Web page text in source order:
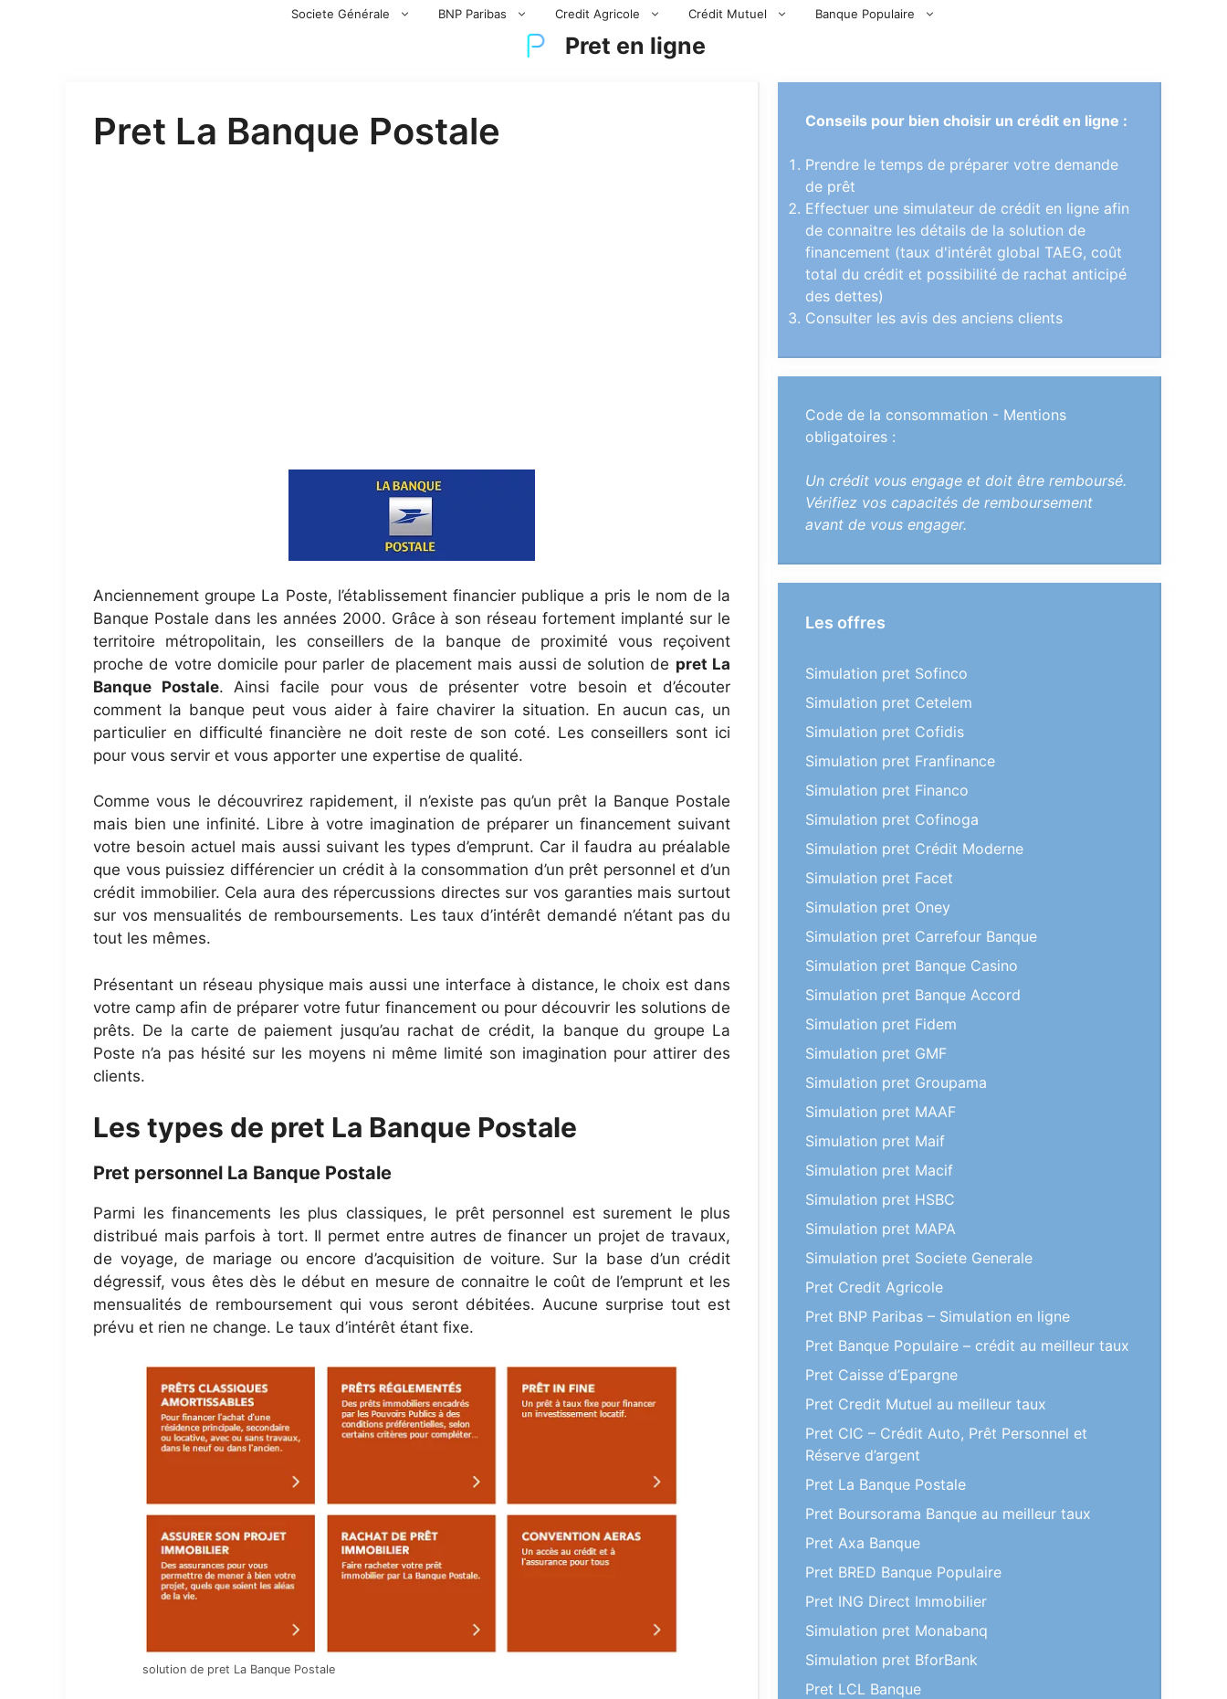
Societe Générale BNP Paribas Credit Agricole Crédit Mutuel Banque Populaire
Pret en ligne
Pret La Banque Postale
Anciennement groupe La Poste, l’établissement financier publique a pris le nom de la
Banque Postale dans les années 2000. Grâce à son réseau fortement implanté sur le
territoire métropolitain, les conseillers de la banque de proximité vous reçoivent
proche de votre domicile pour parler de placement mais aussi de solution de pret La
Banque Postale. Ainsi facile pour vous de présenter votre besoin et d’écouter
comment la banque peut vous aider à faire chavirer la situation. En aucun cas, un
particulier en difficulté financière ne doit reste de son coté. Les conseillers sont ici
pour vous servir et vous apporter une expertise de qualité.
Comme vous le découvrirez rapidement, il n’existe pas qu’un prêt la Banque Postale
mais bien une infinité. Libre à votre imagination de préparer un financement suivant
votre besoin actuel mais aussi suivant les types d’emprunt. Car il faudra au préalable
que vous puissiez différencier un crédit à la consommation d’un prêt personnel et d’un
crédit immobilier. Cela aura des répercussions directes sur vos garanties mais surtout
sur vos mensualités de remboursements. Les taux d’intérêt demandé n’étant pas du
tout les mêmes.
Présentant un réseau physique mais aussi une interface à distance, le choix est dans
votre camp afin de préparer votre futur financement ou pour découvrir les solutions de
prêts. De la carte de paiement jusqu’au rachat de crédit, la banque du groupe La
Poste n’a pas hésité sur les moyens ni même limité son imagination pour attirer des
clients.
Les types de pret La Banque Postale
Pret personnel La Banque Postale
Parmi les financements les plus classiques, le prêt personnel est surement le plus
distribué mais parfois à tort. Il permet entre autres de financer un projet de travaux,
de voyage, de mariage ou encore d’acquisition de voiture. Sur la base d’un crédit
dégressif, vous êtes dès le début en mesure de connaitre le coût de l’emprunt et les
mensualités de remboursement qui vous seront débitées. Aucune surprise tout est
prévu et rien ne change. Le taux d’intérêt étant fixe.
solution de pret La Banque Postale
Conseils pour bien choisir un crédit en ligne :
Prendre le temps de préparer votre demande
de prêt
Effectuer une simulateur de crédit en ligne afin
de connaitre les détails de la solution de
financement (taux d'intérêt global TAEG, coût
total du crédit et possibilité de rachat anticipé
des dettes)
Consulter les avis des anciens clients
Code de la consommation - Mentions
obligatoires :
Un crédit vous engage et doit être remboursé.
Vérifiez vos capacités de remboursement
avant de vous engager.
Les offres
Simulation pret Sofinco
Simulation pret Cetelem
Simulation pret Cofidis
Simulation pret Franfinance
Simulation pret Financo
Simulation pret Cofinoga
Simulation pret Crédit Moderne
Simulation pret Facet
Simulation pret Oney
Simulation pret Carrefour Banque
Simulation pret Banque Casino
Simulation pret Banque Accord
Simulation pret Fidem
Simulation pret GMF
Simulation pret Groupama
Simulation pret MAAF
Simulation pret Maif
Simulation pret Macif
Simulation pret HSBC
Simulation pret MAPA
Simulation pret Societe Generale
Pret Credit Agricole
Pret BNP Paribas – Simulation en ligne
Pret Banque Populaire – crédit au meilleur taux
Pret Caisse d’Epargne
Pret Credit Mutuel au meilleur taux
Pret CIC – Crédit Auto, Prêt Personnel et
Réserve d’argent
Pret La Banque Postale
Pret Boursorama Banque au meilleur taux
Pret Axa Banque
Pret BRED Banque Populaire
Pret ING Direct Immobilier
Simulation pret Monabanq
Simulation pret BforBank
Pret LCL Banque